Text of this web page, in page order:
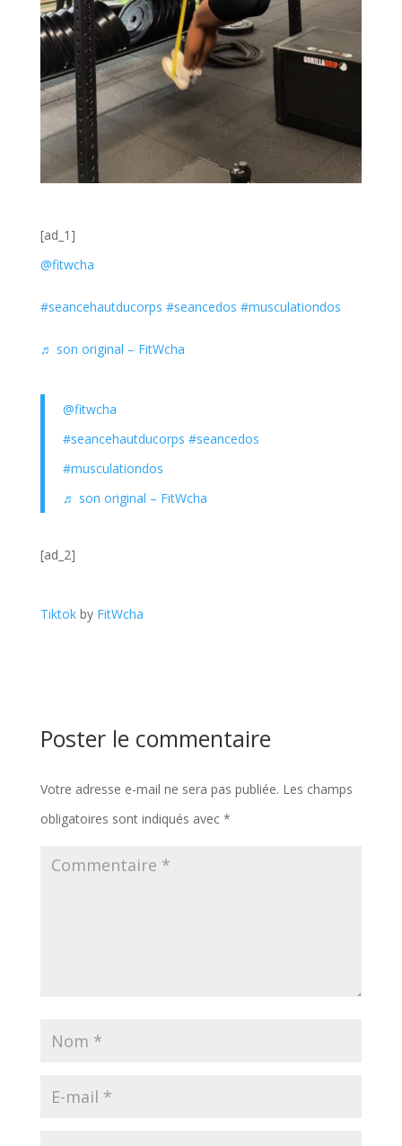
[ad_1]
@fitwcha
#seancehautducorps #seancedos #musculationdos
♬ son original – FitWcha
@fitwcha
#seancehautducorps #seancedos
#musculationdos
♬ son original – FitWcha
[ad_2]
Tiktok by FitWcha
Poster le commentaire
Votre adresse e-mail ne sera pas publiée. Les champs
obligatoires sont indiqués avec *